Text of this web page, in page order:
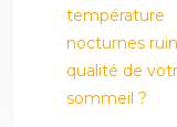
température
nocturnes
qualité de
sommeil ?